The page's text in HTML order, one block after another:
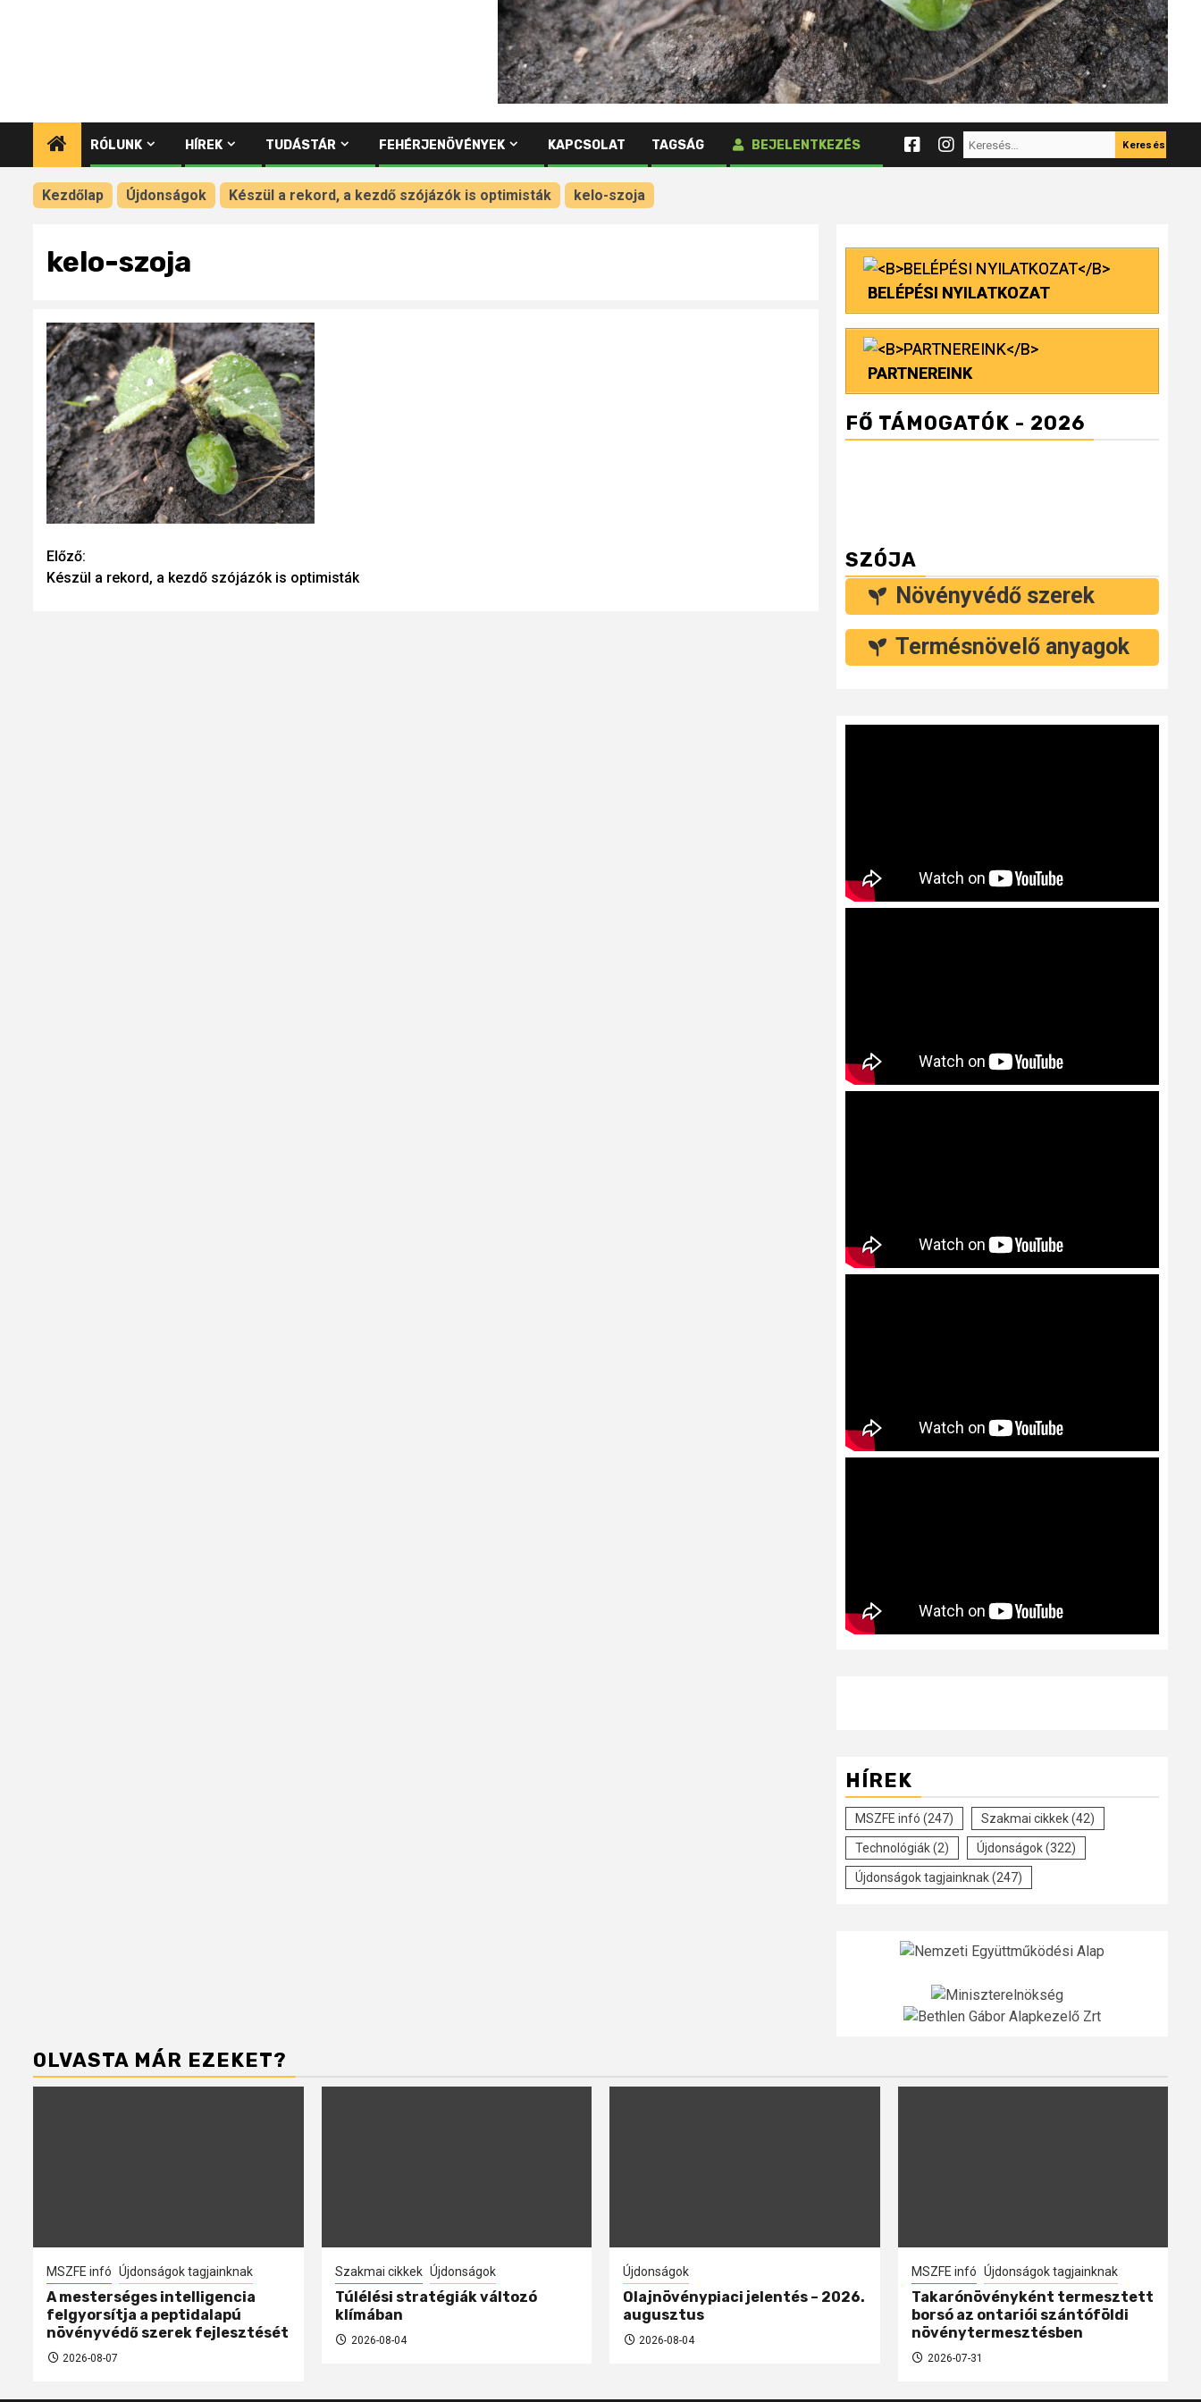
RÓLUNK HÍREK TUDÁSTÁR FEHÉRJENÖVÉNYEK KAPCSOLAT TAGSÁG BEJELENTKEZÉS
Keresés:
Kezdőlap Újdonságok Készül a rekord, a kezdő szójázók is optimisták kelo-szoja
kelo-szoja
Continue
Reading
Előző:
Készül a rekord, a kezdő szójázók is optimisták
BELÉPÉSI NYILATKOZAT
PARTNEREINK
FŐ TÁMOGATÓK - 2026
SZÓJA
Növényvédő szerek
Termésnövelő anyagok
HÍREK
MSZFE infó (247) Szakmai cikkek(42)
Technológiák(2) Újdonságok(322)
Újdonságok tagjainknak(247)
OLVASTA MÁR EZEKET?
MSZFE infó Újdonságok tagjainknak
A mesterséges intelligencia
felgyorsítja a peptidalapú
növényvédő szerek fejlesztését
2026-08-07
Szakmai cikkek Újdonságok
Túlélési stratégiák változó
klímában
2026-08-04
Újdonságok
Olajnövénypiaci jelentés – 2026.
augusztus
2026-08-04
MSZFE infó Újdonságok tagjainknak
Takarónövényként termesztett
borsó az ontariói szántóföldi
növénytermesztésben
2026-07-31